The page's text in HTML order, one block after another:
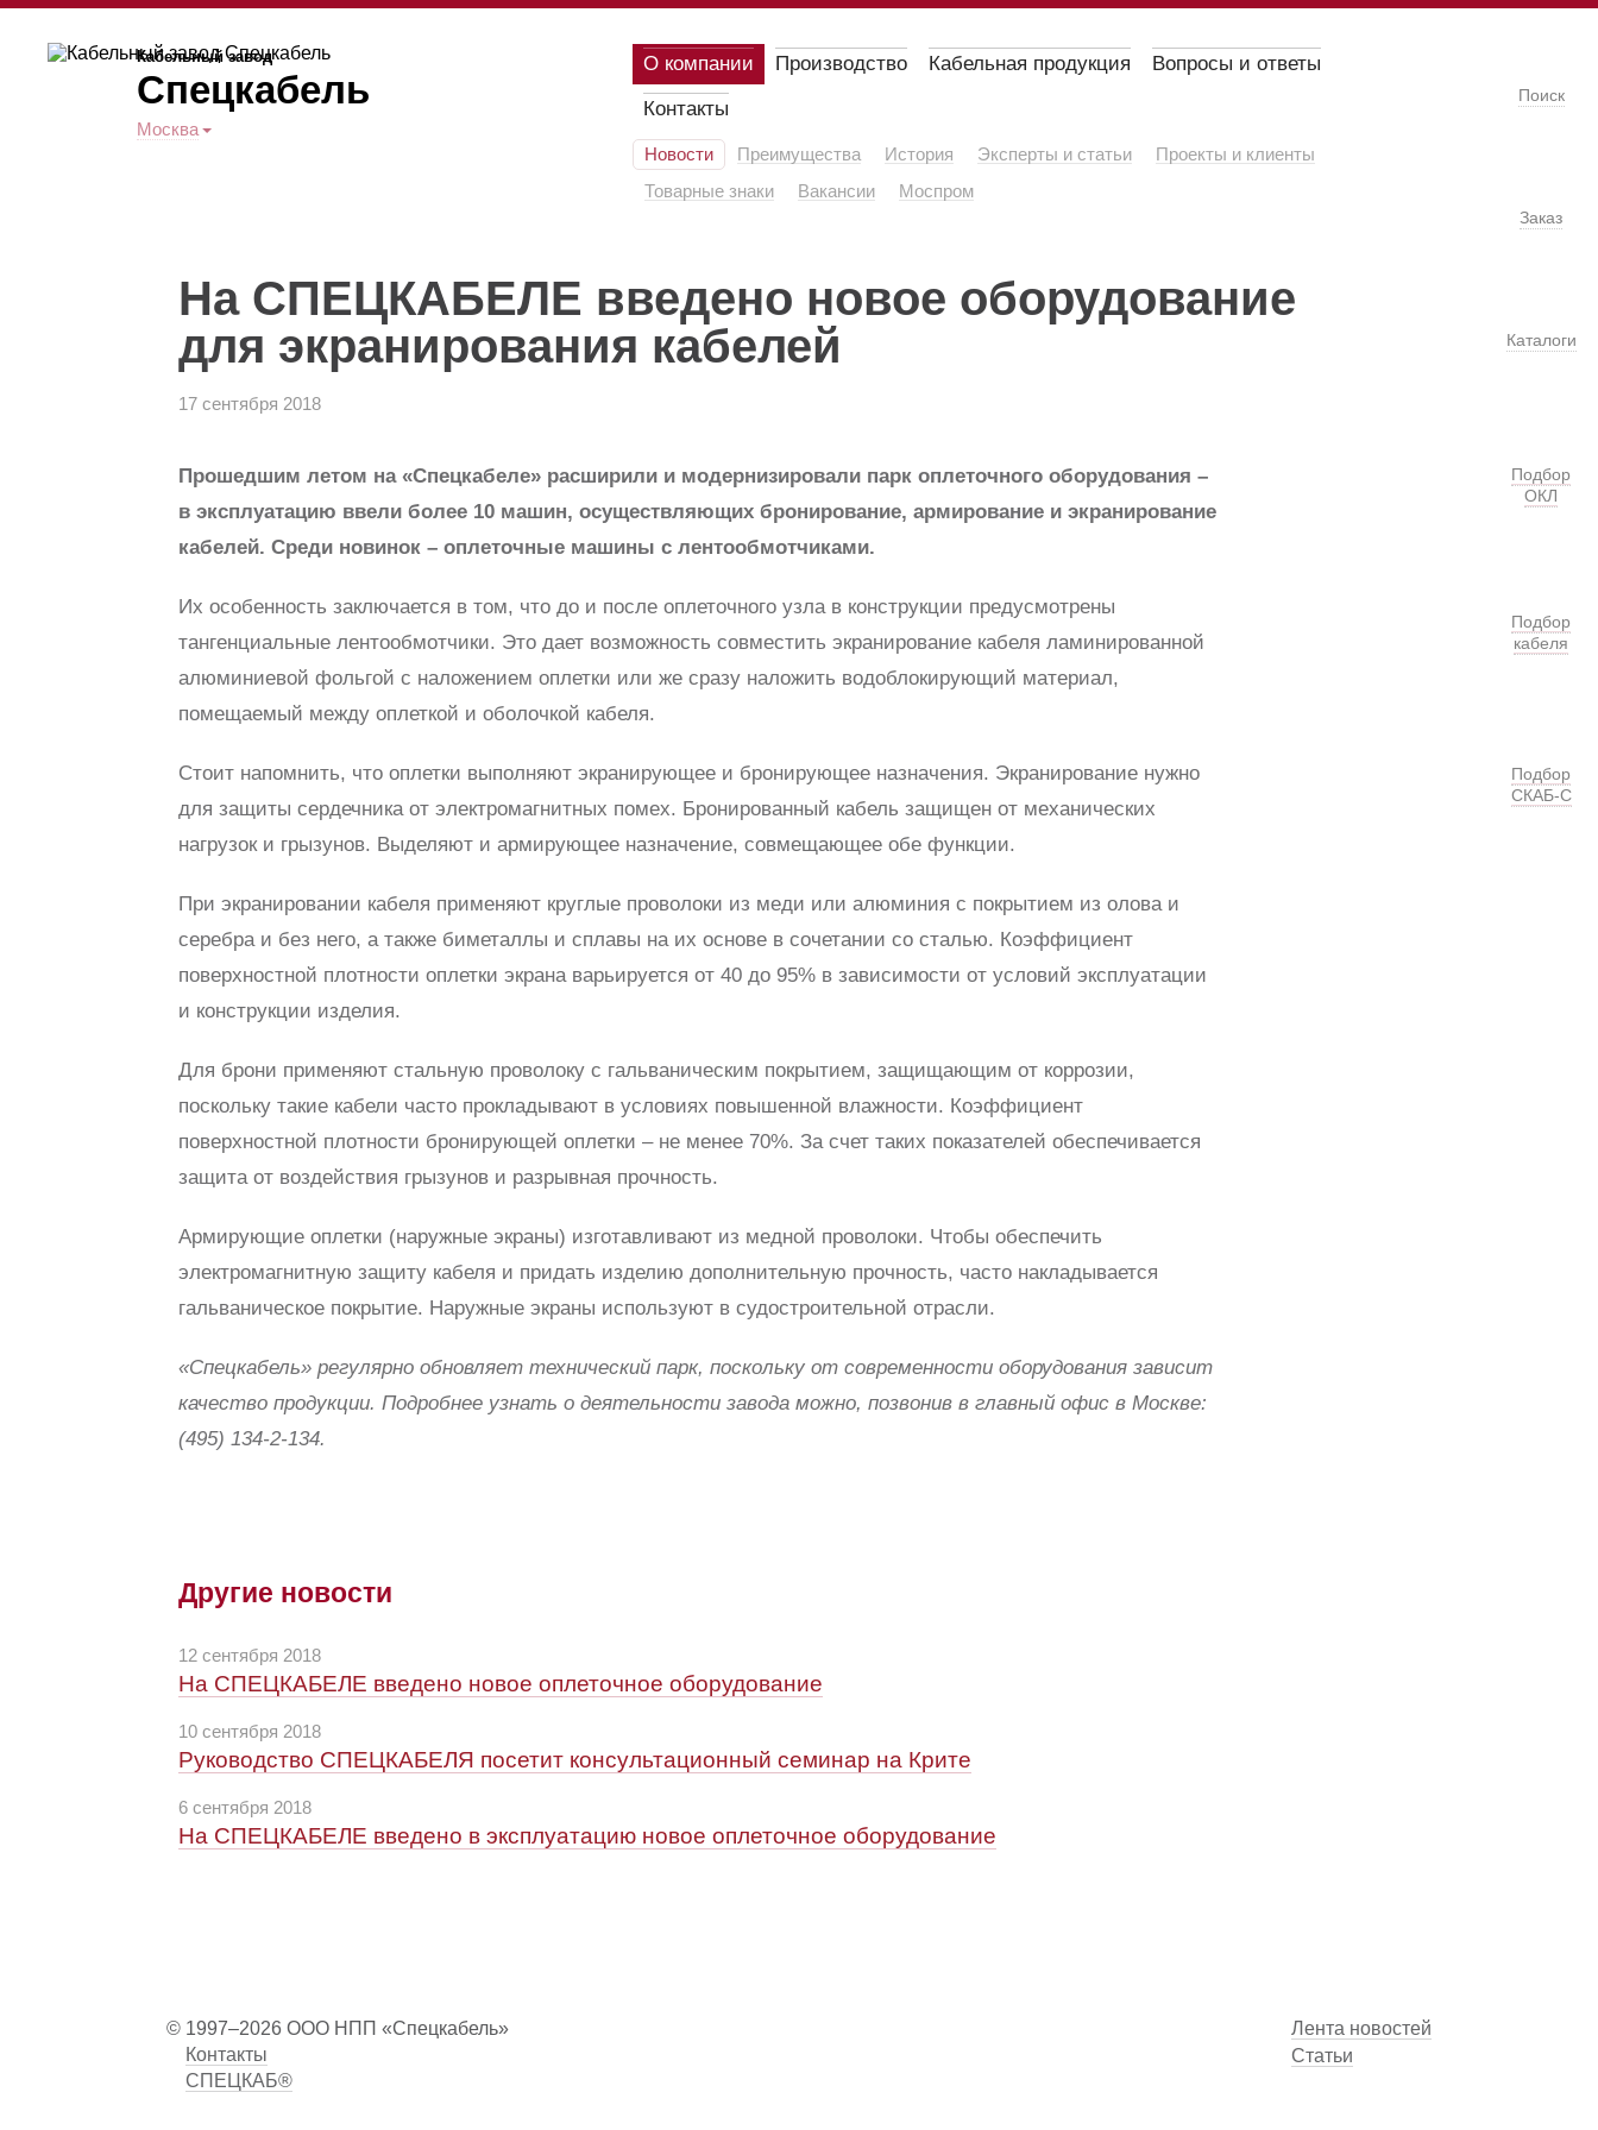
Кабельный завод
Спецкабель
Москва
О компании Производство Кабельная продукция
Вопросы и ответы
Контакты
Новости Преимущества История Эксперты и статьи
Проекты и клиенты
Товарные знаки
Вакансии Моспром
Поиск
Заказ
Каталоги
Подбор
ОКЛ
Подбор
кабеля
Подбор
СКАБ-С
На СПЕЦКАБЕЛЕ введено новое оборудование
для экранирования кабелей
17 сентября 2018
Прошедшим летом на «Спецкабеле» расширили и модернизировали парк оплеточного оборудования –
в эксплуатацию ввели более 10 машин, осуществляющих бронирование, армирование и экранирование
кабелей. Среди новинок – оплеточные машины с лентообмотчиками.
Их особенность заключается в том, что до и после оплеточного узла в конструкции предусмотрены
тангенциальные лентообмотчики. Это дает возможность совместить экранирование кабеля ламинированной
алюминиевой фольгой с наложением оплетки или же сразу наложить водоблокирующий материал,
помещаемый между оплеткой и оболочкой кабеля.
Стоит напомнить, что оплетки выполняют экранирующее и бронирующее назначения. Экранирование нужно
для защиты сердечника от электромагнитных помех. Бронированный кабель защищен от механических
нагрузок и грызунов. Выделяют и армирующее назначение, совмещающее обе функции.
При экранировании кабеля применяют круглые проволоки из меди или алюминия с покрытием из олова и
серебра и без него, а также биметаллы и сплавы на их основе в сочетании со сталью. Коэффициент
поверхностной плотности оплетки экрана варьируется от 40 до 95% в зависимости от условий эксплуатации
и конструкции изделия.
Для брони применяют стальную проволоку с гальваническим покрытием, защищающим от коррозии,
поскольку такие кабели часто прокладывают в условиях повышенной влажности. Коэффициент
поверхностной плотности бронирующей оплетки – не менее 70%. За счет таких показателей обеспечивается
защита от воздействия грызунов и разрывная прочность.
Армирующие оплетки (наружные экраны) изготавливают из медной проволоки. Чтобы обеспечить
электромагнитную защиту кабеля и придать изделию дополнительную прочность, часто накладывается
гальваническое покрытие. Наружные экраны используют в судостроительной отрасли.
«Спецкабель» регулярно обновляет технический парк, поскольку от современности оборудования зависит
качество продукции. Подробнее узнать о деятельности завода можно, позвонив в главный офис в Москве:
(495) 134-2-134.
Другие новости
12 сентября 2018
На СПЕЦКАБЕЛЕ введено новое оплеточное оборудование
10 сентября 2018
Руководство СПЕЦКАБЕЛЯ посетит консультационный семинар на Крите
6 сентября 2018
На СПЕЦКАБЕЛЕ введено в эксплуатацию новое оплеточное оборудование
© 1997–2026 ООО НПП «Спецкабель»
Контакты
СПЕЦКАБ®
Лента новостей
Статьи